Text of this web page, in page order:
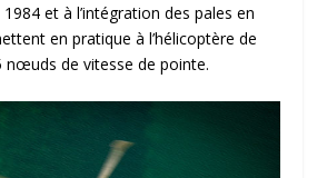
et à l’intégration des pales en
en pratique à l’hélicoptère de
nœuds de vitesse de pointe.